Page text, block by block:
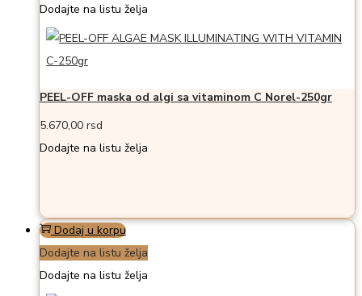
Dodajte na listu želja
PEEL-OFF maska od algi sa vitaminom C Norel-250gr
5.670,00 rsd
Dodajte na listu želja
Dodaj u korpu
Dodajte na listu želja
Dodajte na listu želja